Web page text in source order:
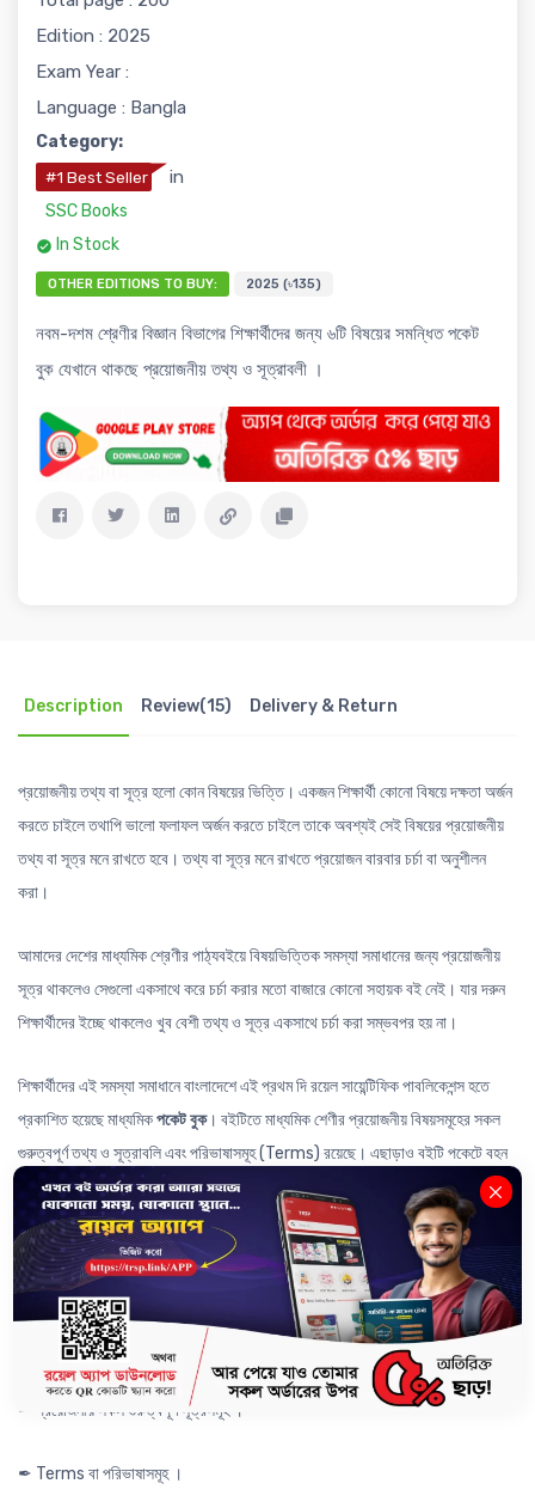
Edition : 2025
Exam Year :
Language : Bangla
Category:
#1 Best Seller in
SSC Books
In Stock
OTHER EDITIONS TO BUY: 2025 (৳135)
নবম-দশম শ্রেণীর বিজ্ঞান বিভাগের শিক্ষার্থীদের জন্য ৬টি বিষয়ের সমন্ধিত পকেট
বুক যেখানে থাকছে প্রয়োজনীয় তথ্য ও সূত্রাবলী ।
Description Review(15) Delivery & Return
প্রয়োজনীয় তথ্য বা সূত্র হলো কোন বিষয়ের ভিত্তি। একজন শিক্ষার্থী কোনো বিষয়ে দক্ষতা অর্জন
করতে চাইলে তথাপি ভালো ফলাফল অর্জন করতে চাইলে তাকে অবশ্যই সেই বিষয়ের প্রয়োজনীয়
তথ্য বা সূত্র মনে রাখতে হবে। তথ্য বা সূত্র মনে রাখতে প্রয়োজন বারবার চর্চা বা অনুশীলন
করা।
আমাদের দেশের মাধ্যমিক শ্রেণীর পাঠ্যবইয়ে বিষয়ভিত্তিক সমস্যা সমাধানের জন্য প্রয়োজনীয়
সূত্র থাকলেও সেগুলো একসাথে করে চর্চা করার মতো বাজারে কোনো সহায়ক বই নেই। যার দরুন
শিক্ষার্থীদের ইচ্ছে থাকলেও খুব বেশী তথ্য ও সূত্র একসাথে চর্চা করা সম্ভবপর হয় না।
শিক্ষার্থীদের এই সমস্যা সমাধানে বাংলাদেশে এই প্রথম দি রয়েল সায়েন্টিফিক পাবলিকেশন্স হতে
প্রকাশিত হয়েছে মাধ্যমিকপকেট বুক। বইটিতে মাধ্যমিক শেণীর প্রয়োজনীয় বিষয়সমূহের সকল
গুরুত্বপূর্ণ তথ্য ও সূত্রাবলি এবং পরিভাষাসমূহ (Terms) রয়েছে। এছাড়াও বইটি পকেটে বহন
করার উপযুক্ত বিধায় শিক্ষার্থীরা হাঁটতে, চলতে, ভ্রমনে যে কোন অবস্থায় পড়তে পারবে। তাই
মোবাইলে অযথা সময় নষ্ট না করে সময়টা দিন রয়েল
এসএসসি পকেট বই
বইটি কেন সেরা ?
✒ মাধ্যমিক শ্রেণীর প্রয়োজনীয় বিষয়সমূহের সকল প্রয়োজনীয় গুরুত্বপূর্ণ তথ্য ।
✒ প্রয়োজনীয় সকল গুরুত্বপূর্ণ সূত্রসমূহ ।
✒ Terms বা পরিভাষাসমূহ ।